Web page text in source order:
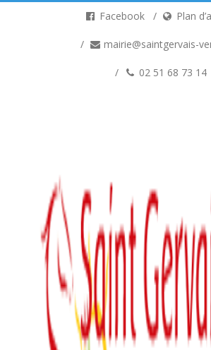
Facebook Plan
mairie@saintgervais-
02 51 68 73 14